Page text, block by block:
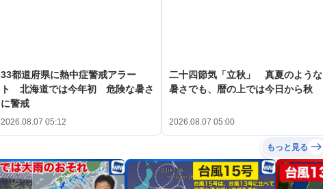
33都道府県に熱中症警戒アラー
ト 北海道では今年初 危険な暑さ
に警戒
2026.08.07 05:12
二十四節気「立秋」 真夏のような
暑さでも、暦の上では今日から秋
2026.08.07 05:00
もっと見る